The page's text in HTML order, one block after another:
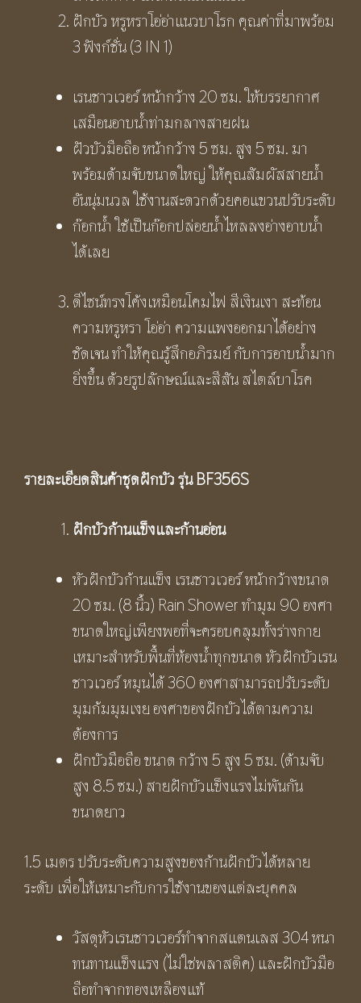
ฝักบัว หรูหราโอ่อ่าแนวบาโรก คุณค่าที่มาพร้อม
3 ฟังก์ชั่น (3 IN 1)
เรนชาวเวอร์ หน้ากว้าง 20 ซม. ให้บรรยากาศ
เสมือนอาบน้ำท่ามกลางสายฝน
ฝัวบัวมือถือ หน้ากว้าง 5 ซม. สูง 5 ซม. มา
พร้อมด้ามจับขนาดใหญ่ ให้คุณสัมผัสสายน้ำ
อันนุ่มนวล ใช้งานสะดวกด้วยคอแขวนปรับระดับ
ก๊อกน้ำ ใช้เป็นก๊อกปล่อยน้ำไหลลงอ่างอาบน้ำ
ได้เลย
ดีไซน์ทรงโค้งเหมือนโคมไฟ สีเงินเงา สะท้อน
ความหรูหรา โอ่อ่า ความแพงออกมาได้อย่าง
ชัดเจน ทำให้คุณรู้สึกอภิรมย์ กับการอาบน้ำมาก
ยิ่งขึ้น ด้วยรูปลักษณ์และสีสัน สไตล์บาโรค
รายละเอียดสินค้าชุดฝักบัว รุ่น BF356S
ฝักบัวก้านแข็งและก้านอ่อน
หัวฝักบัวก้านแข็ง เรนชาวเวอร์ หน้ากว้างขนาด
20 ซม. (8 นิ้ว) Rain Shower ทำมุม 90 องศา
ขนาดใหญ่เพียงพอที่จะครอบคลุมทั้งร่างกาย
เหมาะสำหรับพื้นที่ห้องน้ำทุกขนาด หัวฝักบัวเรน
ชาวเวอร์ หมุนได้ 360 องศาสามารถปรับระดับ
มุมก้มมุมเงย องศาของฝักบัวได้ตามความ
ต้องการ
ฝักบัวมือถือ ขนาด กว้าง 5 สูง 5 ซม. (ด้ามจับ
สูง 8.5 ซม.) สายฝักบัวแข็งแรงไม่พันกัน
ขนาดยาว
1.5 เมตร ปรับระดับความสูงของก้านฝักบัวได้หลาย
ระดับ เพื่อให้เหมาะกับการใช้งานของแต่ละบุคคล
วัสดุหัวเรนชาวเวอร์ทำจากสแตนเลส 304 หนา
ทนทานแข็งแรง (ไม่ใช่พลาสติค) และฝักบัวมือ
ถือทำจากทองเหลืองแท้